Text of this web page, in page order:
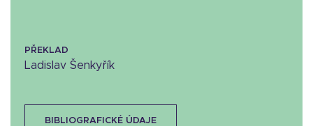
PŘEKLAD
Ladislav Šenkyřík
BIBLIOGRAFICKÉ ÚDAJE